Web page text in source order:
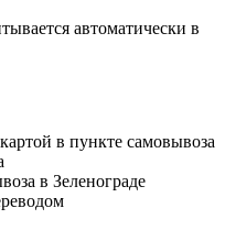
автоматически в
в пункте самовывоза
в Зеленограде